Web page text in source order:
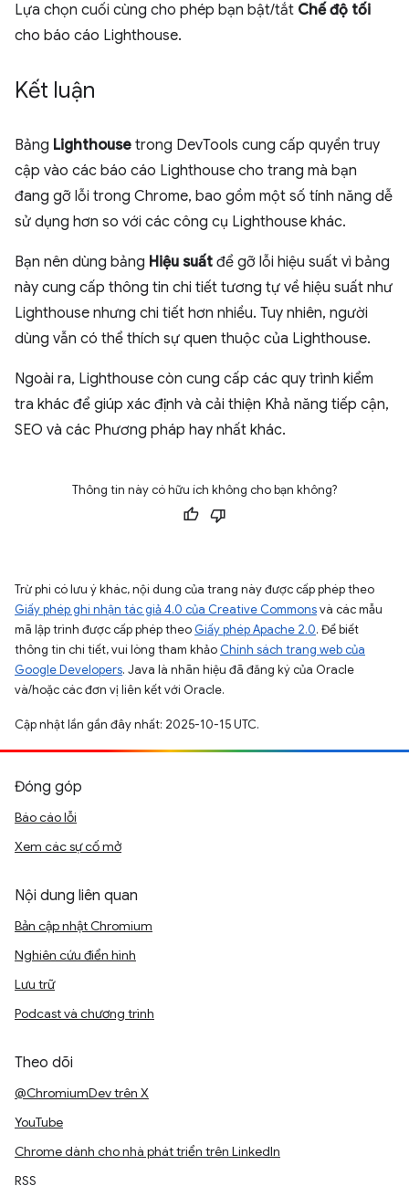
Lựa chọn cuối cùng cho phép bạn bật/tắt Chế độ tối
cho báo cáo Lighthouse.
Kết luận
Bảng Lighthouse trong DevTools cung cấp quyền truy
cập vào các báo cáo Lighthouse cho trang mà bạn
đang gỡ lỗi trong Chrome, bao gồm một số tính năng dễ
sử dụng hơn so với các công cụ Lighthouse khác.
Bạn nên dùng bảng Hiệu suất để gỡ lỗi hiệu suất vì bảng
này cung cấp thông tin chi tiết tương tự về hiệu suất như
Lighthouse nhưng chi tiết hơn nhiều. Tuy nhiên, người
dùng vẫn có thể thích sự quen thuộc của Lighthouse.
Ngoài ra, Lighthouse còn cung cấp các quy trình kiểm
tra khác để giúp xác định và cải thiện Khả năng tiếp cận,
SEO và các Phương pháp hay nhất khác.
Thông tin này có hữu ích không cho bạn không?
Trừ phi có lưu ý khác, nội dung của trang này được cấp phép theo
Giấy phép ghi nhận tác giả 4.0 của Creative Commonsvà các mẫu
mã lập trình được cấp phép theo Giấy phép Apache 2.0. Để biết
thông tin chi tiết, vui lòng tham khảo Chính sách trang web của
Google Developers. Java là nhãn hiệu đã đăng ký của Oracle
và/hoặc các đơn vị liên kết với Oracle.
Cập nhật lần gần đây nhất: 2025-10-15 UTC.
Đóng góp
Báo cáo lỗi
Xem các sự cố mở
Nội dung liên quan
Bản cập nhật Chromium
Nghiên cứu điển hình
Lưu trữ
Podcast và chương trình
Theo dõi
@ChromiumDev trên X
YouTube
Chrome dành cho nhà phát triển trên LinkedIn
RSS